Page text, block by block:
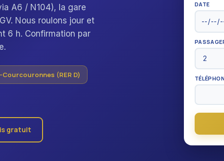
A6 / N104), la gare
Nous roulons jour et
6 h. Confirmation par
(RER D)
gratuit
DATE